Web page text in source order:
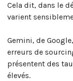
Cela dit, dans le
varient
Gemini, de
erreurs de
présentent des
élevés.